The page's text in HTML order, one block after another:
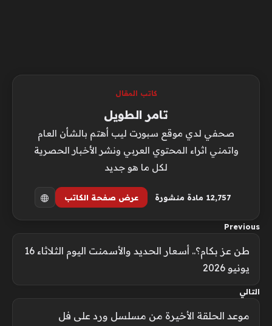
كاتب المقال
تامر الطويل
صحفي لدي موقع سبورت ليب أهتم بالشأن العام
واتمني اثراء المحتوي العربي ونشر الأخبار الحصرية
لكل ما هو جديد
12٬757 مادة منشورة عرض صفحة الكاتب
Previous
طن عز بكام؟.. أسعار الحديد والأسمنت اليوم الثلاثاء 16
يونيو 2026
التالي
موعد الحلقة الأخيرة من مسلسل ورد على فل